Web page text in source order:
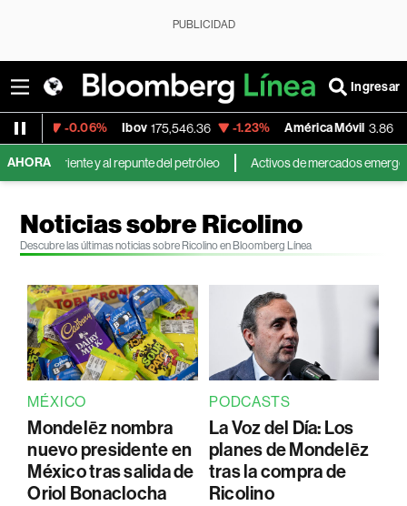
PUBLICIDAD
Ingresar
Ibov 175,546.36 -1.23% América Móvil 3.86 +5.18%
AHORAy al repunte del petróleo Activos de mercados emergentes caen
Noticias sobre Ricolino
Descubre las últimas noticias sobre Ricolino en Bloomberg Línea
MÉXICO
Mondelēz nombra
nuevo presidente en
México tras salida de
Oriol Bonaclocha
PODCASTS
La Voz del Día: Los
planes de Mondelēz
tras la compra de
Ricolino